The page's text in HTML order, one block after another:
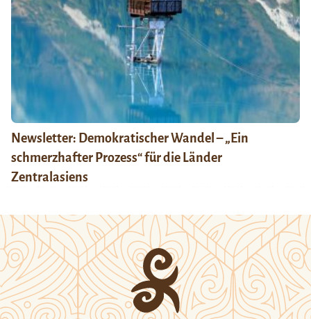
Newsletter: Demokratischer Wandel – „Ein
schmerzhafter Prozess“ für die Länder
Zentralasiens